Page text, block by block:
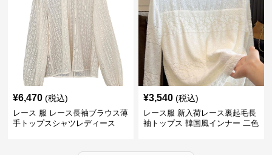
¥6,470 (税込)
レース 服 レース長袖ブラウス薄
手トップスシャツレディース
¥3,540 (税込)
レース服 新入荷レース裏起毛長
袖トップス 韓国風インナー 二色